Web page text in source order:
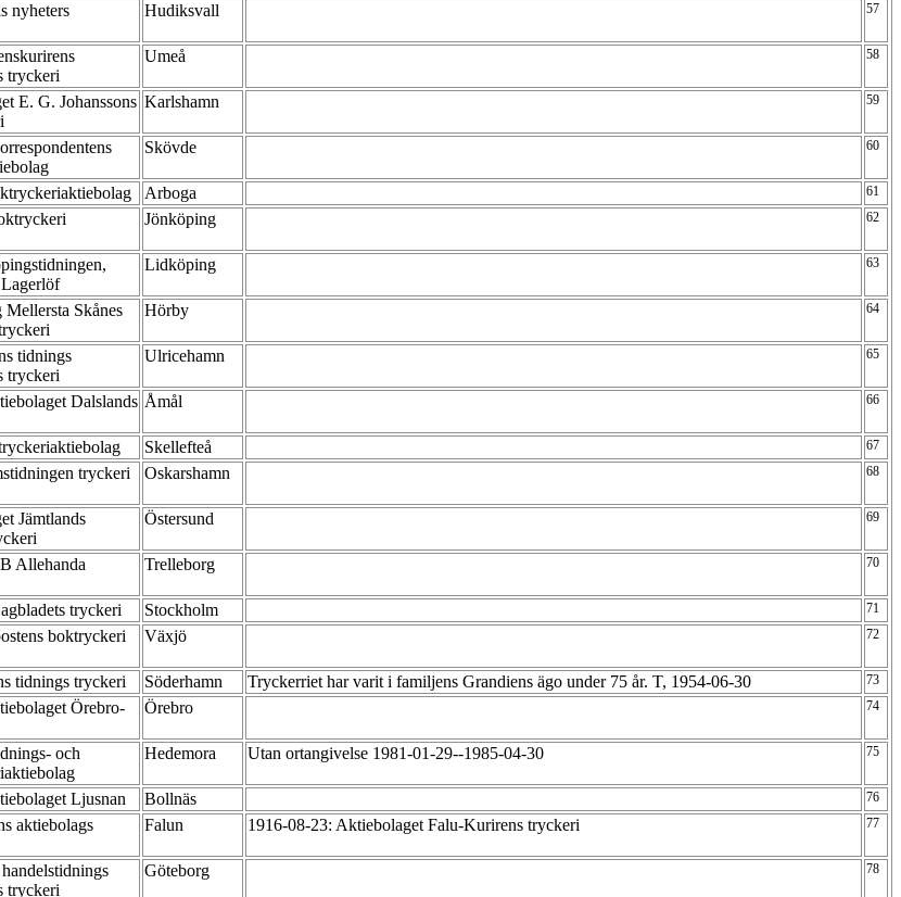
nyheters
Hudiksvall 57
tryckeri
Umeå 58
E. G. Johanssons Karlshamn 59
Skövde 60
Arboga 61
Jönköping 62
Lidköping 63
Skånes
Hörby 64
tidnings
tryckeri
Ulricehamn 65
Dalslands Åmål 66
Skellefteå 67
tryckeri Oskarshamn 68
Jämtlands
Östersund 69
Allehanda Trelleborg 70
tryckeri Stockholm 71
boktryckeri
Växjö 72
tidnings tryckeri Söderhamn Tryckerriet har varit i familjens Grandiens ägo under 75 år. T, 1954-06-30 73
Örebro-
Örebro 74
och
Hedemora Utan ortangivelse 1981-01-29--1985-04-30 75
Ljusnan Bollnäs 76
aktiebolags
Falun 1916-08-23: Aktiebolaget Falu-Kurirens tryckeri 77
tryckeri
Göteborg 78